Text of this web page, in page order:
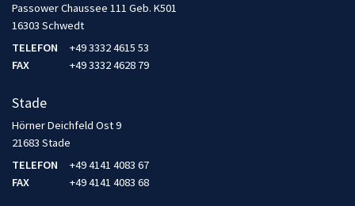
Passower Chaussee 111 Geb. K501
16303 Schwedt
TELEFON
+49 3332 4615 53
FAX
+49 3332 4628 79
Stade
Hörner Deichfeld Ost 9
21683 Stade
TELEFON
+49 4141 4083 67
FAX
+49 4141 4083 68